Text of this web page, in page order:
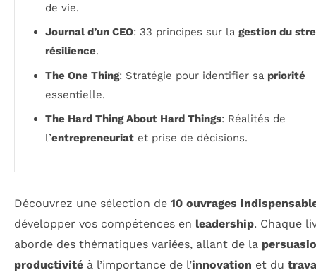
de vie.
Journal d’un CEO: 33 principes sur la gestion du
résilience.
The One Thing: Stratégie pour identifier sa priorité
essentielle.
The Hard Thing About Hard Things: Réalités de
l’entrepreneuriat et prise de décisions.
Découvrez une sélection de 10 ouvrages
développer vos compétences en leadership. Chaque
aborde des thématiques variées, allant de la
productivité à l’importance de l’innovation et du